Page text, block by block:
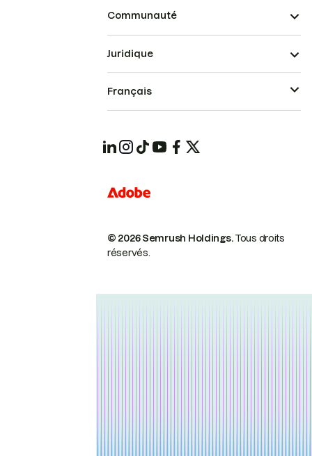
Communauté
© 2026 Semrush Holdings.Tous droits
réservés.
Juridique
Français